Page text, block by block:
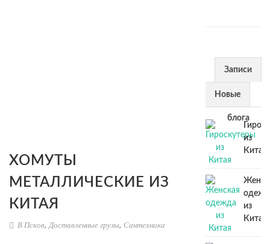
ХОМУТЫ
МЕТАЛЛИЧЕСКИЕ ИЗ
КИТАЯ
В Псков,Доставленные грузы, Сантехника
Записи
из
блога
Новые
из
Китая
из
Китая